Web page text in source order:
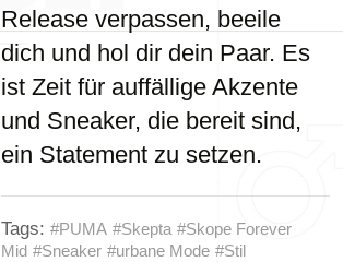
Release verpassen, beeile
dich und hol dir dein Paar. Es
ist Zeit für auffällige Akzente
und Sneaker, die bereit sind,
ein Statement zu setzen.
Tags: #PUMA #Skepta #Skope Forever
Mid #Sneaker #urbane Mode #Stil